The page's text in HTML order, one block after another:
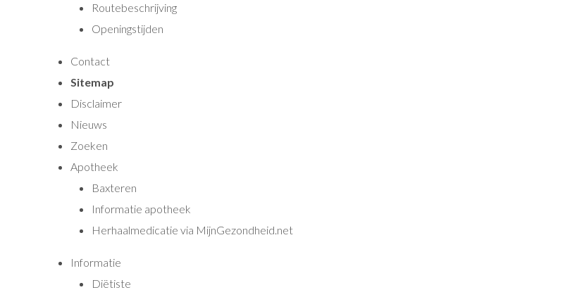
Routebeschrijving
Openingstijden
Contact
Sitemap
Disclaimer
Nieuws
Zoeken
Apotheek
Baxteren
Informatie apotheek
Herhaalmedicatie via MijnGezondheid.net
Informatie
Diëtiste